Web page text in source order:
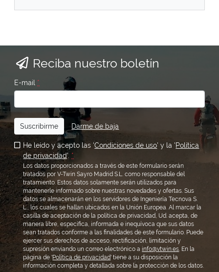
Reciba nuestro boletín
E-mail *
Suscribirme Darme de baja
He leído y acepto las 'Condiciones de uso' y la 'Política
de privacidad'. *
Los datos proporcionados a través de este formulario serán
tratados por V-Twin Sayro Madrid S.L. como responsable del
tratamiento. Estos datos solamente serán utilizados para
mantenerle informado sobre nuestras novedades y ofertas. Sus
datos se almacenarán en los servidores de Ingeniería Tecnova S.
L., los cuales se hallan ubicados en la Unión Europea. Al marcar la
casilla de aceptación de la política de privacidad, Ud. acepta, de
manera libre, específica, informada e inequívoca que sus datos
sean tratados conforme a las finalidades de este formulario. Puede
ejercer sus derechos de acceso, rectificación, limitación y
supresión enviando un correo electrónico a info@vtwin.es. En la
página de 'Política de privacidad' tiene a su disposición la
información completa y detallada sobre la protección de los datos.